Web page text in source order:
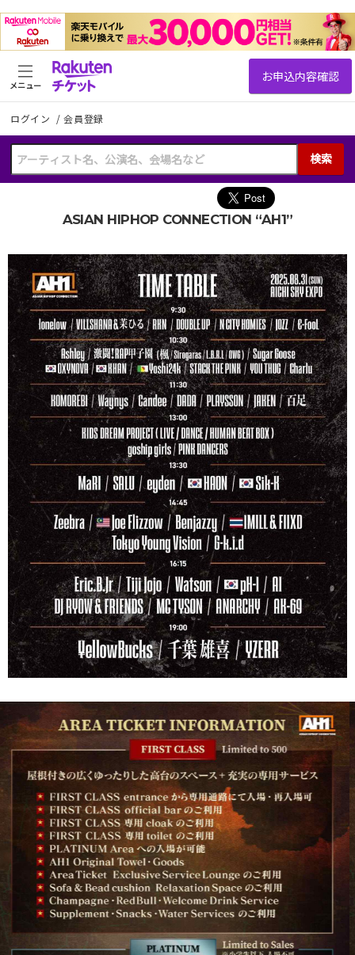
ログイン /会員登録
検索
メニュー
ASIAN HIPHOP CONNECTION “AH1”